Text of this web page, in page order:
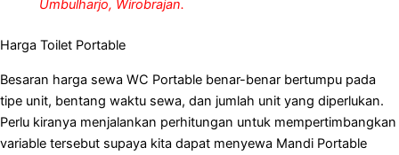
Umbulharjo, Wirobrajan.
Harga Toilet Portable
Besaran harga sewa WC Portable benar-benar bertumpu pada
tipe unit, bentang waktu sewa, dan jumlah unit yang diperlukan.
Perlu kiranya menjalankan perhitungan untuk mempertimbangkan
variable tersebut supaya kita dapat menyewa Mandi Portable